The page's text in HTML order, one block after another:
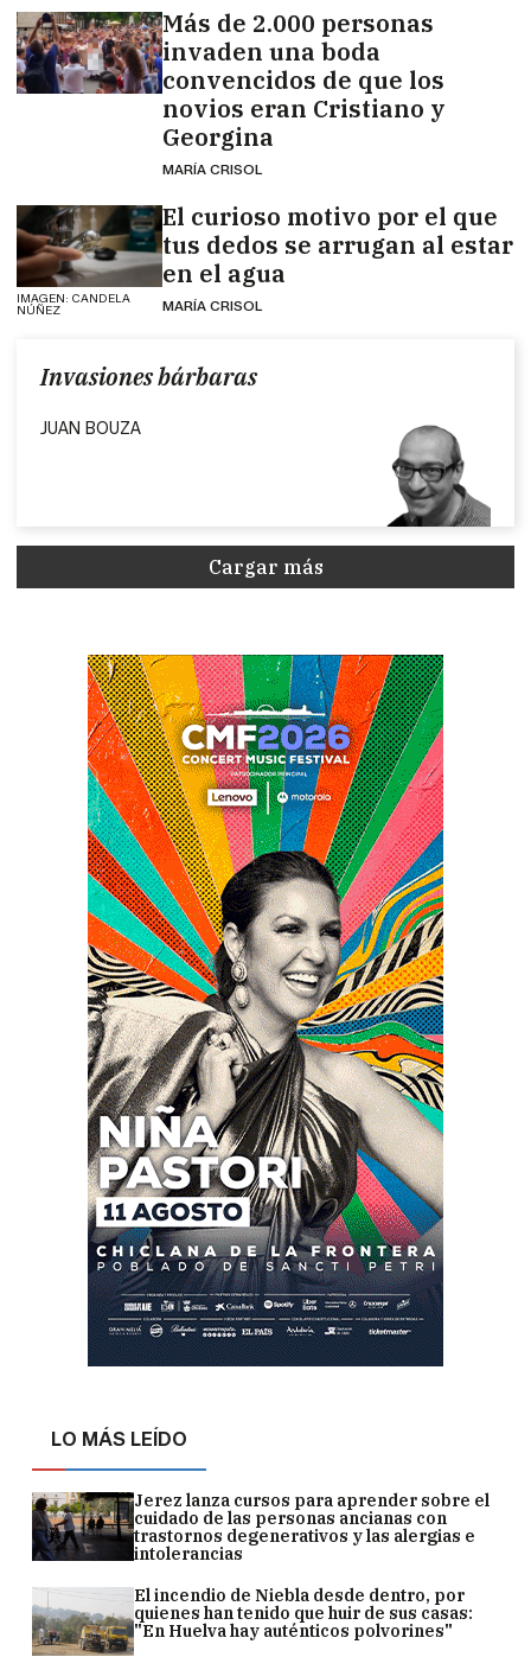
Más de 2.000 personas
invaden una boda
convencidos de que los
novios eran Cristiano y
Georgina
MARÍA CRISOL
IMAGEN: CANDELA
NÚÑEZ
El curioso motivo por el que
tus dedos se arrugan al estar
en el agua
MARÍA CRISOL
Invasiones bárbaras
JUAN BOUZA
Cargar más
LO MÁS LEÍDO
Jerez lanza cursos para aprender sobre el
cuidado de las personas ancianas con
trastornos degenerativos y las alergias e
intolerancias
El incendio de Niebla desde dentro, por
quienes han tenido que huir de sus casas:
"En Huelva hay auténticos polvorines"